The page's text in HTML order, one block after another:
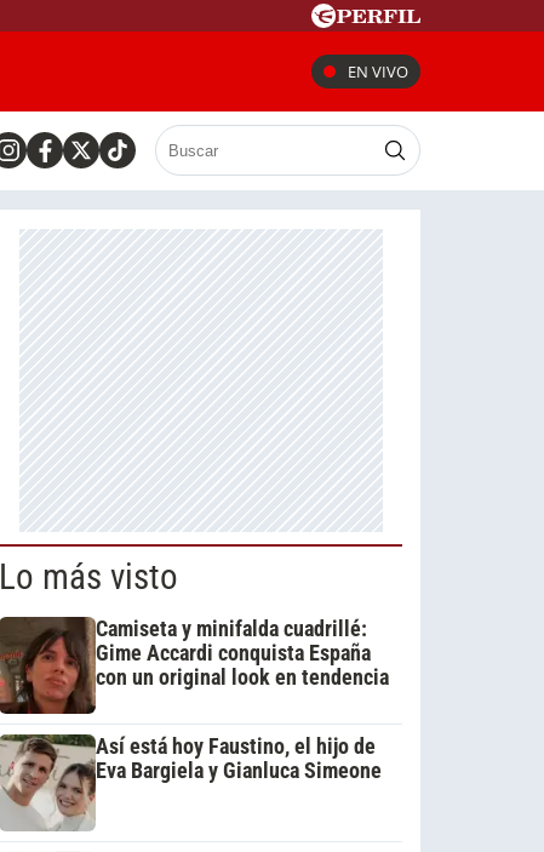
EN VIVO
Lo más visto
Camiseta y minifalda cuadrillé:
Gime Accardi conquista España
con un original look en tendencia
Así está hoy Faustino, el hijo de
Eva Bargiela y Gianluca Simeone